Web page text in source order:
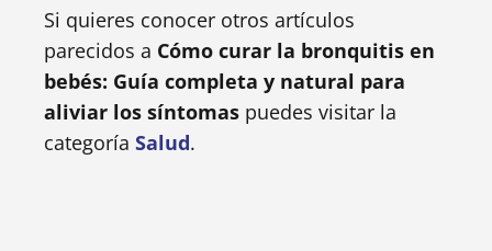
Si quieres conocer otros artículos
parecidos a Cómo curar la bronquitis en
bebés: Guía completa y natural para
aliviar los síntomas puedes visitar la
categoría Salud.